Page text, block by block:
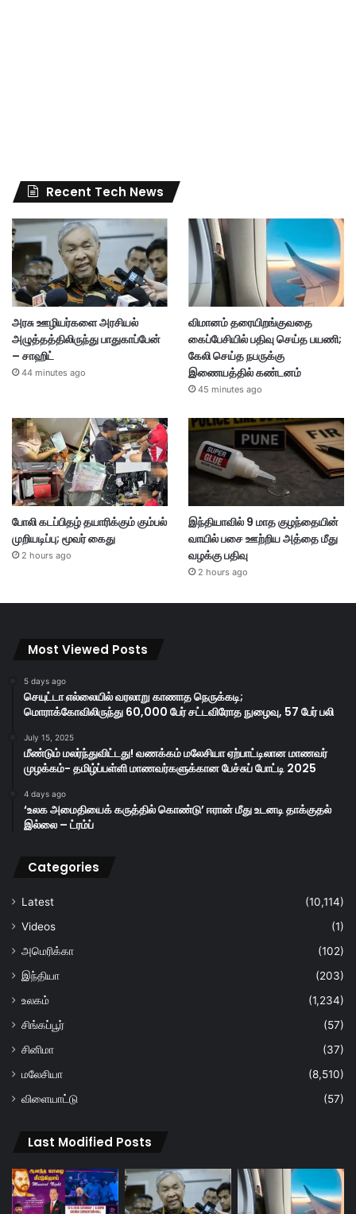
Recent Tech News
அரசு ஊழியர்களை அரசியல்
அழுத்தத்திலிருந்து பாதுகாப்பேன்
– சாஹிட்
44 minutes ago
விமானம் தரையிறங்குவதை
கைப்பேசியில் பதிவு செய்த பயணி;
கேலி செய்த நபருக்கு
இணையத்தில் கண்டனம்
45 minutes ago
போலி கடப்பிதழ் தயாரிக்கும் கும்பல்
முறியடிப்பு; மூவர் கைது
2 hours ago
இந்தியாவில் 9 மாத குழந்தையின்
வாயில் பசை ஊற்றிய அத்தை மீது
வழக்கு பதிவு
2 hours ago
Most Viewed Posts
5 days ago
செயுட்டா எல்லையில் வரலாறு காணாத நெருக்கடி;
மொராக்கோவிலிருந்து 60,000 பேர் சட்டவிரோத நுழைவு, 57 பேர் பலி
July 15, 2025
மீண்டும் மலர்ந்துவிட்டது! வணக்கம் மலேசியா ஏற்பாட்டிலான மாணவர்
முழக்கம்- தமிழ்ப்பள்ளி மாணவர்களுக்கான பேச்சுப் போட்டி 2025
4 days ago
‘உலக அமைதியைக் கருத்தில் கொண்டு’ ஈரான் மீது உடனடி தாக்குதல்
இல்லை – ட்ரம்ப்
Categories
Latest
(10,114)
Videos
(1)
அமெரிக்கா
(102)
இந்தியா
(203)
உலகம்
(1,234)
சிங்கப்பூர்
(57)
சினிமா
(37)
மலேசியா
(8,510)
விளையாட்டு
(57)
Last Modified Posts